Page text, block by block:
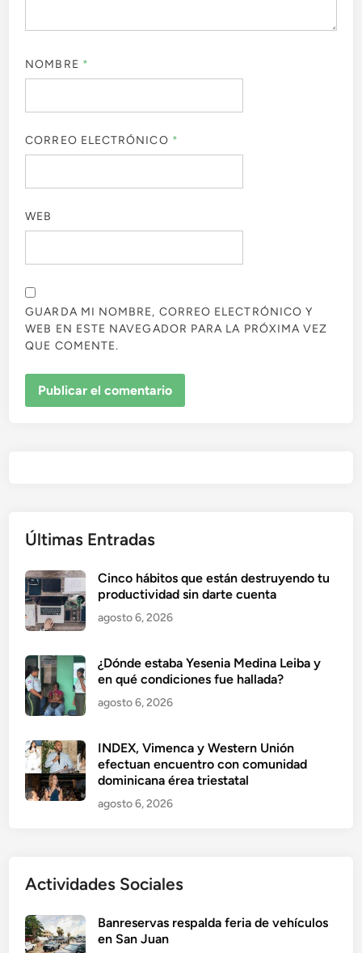
NOMBRE *
CORREO ELECTRÓNICO *
WEB
GUARDA MI NOMBRE, CORREO ELECTRÓNICO Y
WEB EN ESTE NAVEGADOR PARA LA PRÓXIMA VEZ
QUE COMENTE.
Últimas Entradas
Cinco hábitos que están destruyendo tu
productividad sin darte cuenta
agosto 6, 2026
¿Dónde estaba Yesenia Medina Leiba y
en qué condiciones fue hallada?
agosto 6, 2026
INDEX, Vimenca y Western Unión
efectuan encuentro con comunidad
dominicana érea triestatal
agosto 6, 2026
Actividades Sociales
Banreservas respalda feria de vehículos
en San Juan